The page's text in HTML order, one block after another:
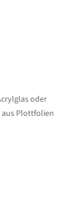
oder
Plottfolien